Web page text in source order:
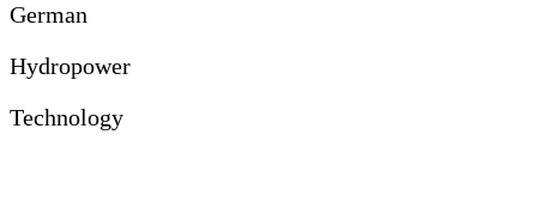
German
Hydropower
Technology